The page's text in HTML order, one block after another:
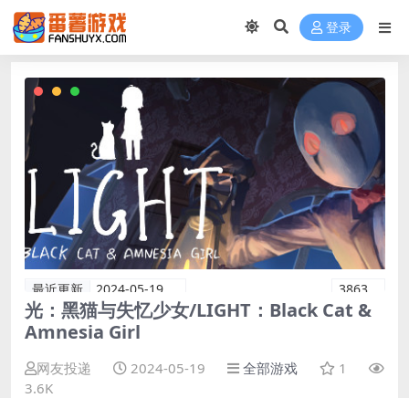
登录
最近更新 2024-05-19 3863
光：黑猫与失忆少女/LIGHT：Black Cat &
Amnesia Girl
网友投递 2024-05-19 全部游戏
1
3.6K